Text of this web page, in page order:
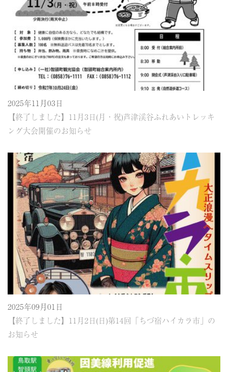
2025年11月03日
【終了しました】11月3日(月・祝)芦津渓谷ふれあいトレッキ
ング大会開催のお知らせ
2025年09月01日
【終了しました】11月2日(日)第14回「ちづ宿ハイカラ市」の
お知らせ